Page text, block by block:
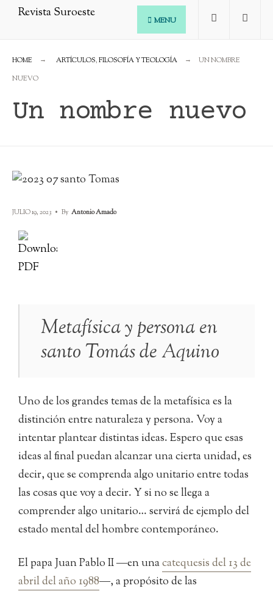
MENU
HOME ARTÍCULOS,FILOSOFÍA Y TEOLOGÍA
UN NOMBRE
NUEVO
Un nombre nuevo
JULIO 19, 2023 • By Antonio Amado
Metafísica y persona en
santo Tomás de Aquino
Uno de los grandes temas de la metafísica es la
distinción entre naturaleza y persona. Voy a
intentar plantear distintas ideas. Espero que esas
ideas al final puedan alcanzar una cierta unidad, es
decir, que se comprenda algo unitario entre todas
las cosas que voy a decir. Y si no se llega a
comprender algo unitario… servirá de ejemplo del
estado mental del hombre contemporáneo.
El papa Juan Pablo II ―en unacatequesis del 13 de
abril del año 1988―, a propósito de las